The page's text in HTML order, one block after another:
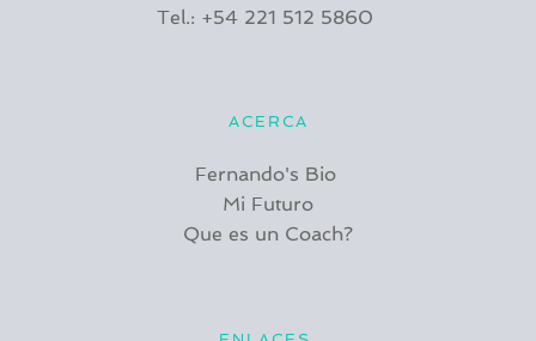
Tel.: +54 221 512 5860
ACERCA
Fernando's Bio
Mi Futuro
Que es un Coach?